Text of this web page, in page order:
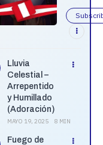
Lluvia
Celestial –
Arrepentido
y Humillado
(Adoración)
MAYO 19, 2025 8 MIN
Fuego de